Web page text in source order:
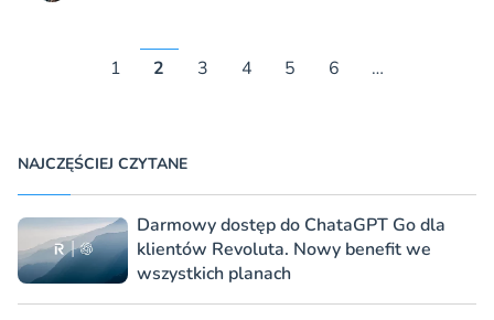
1 2 3 4 5 6 …
NAJCZĘŚCIEJ CZYTANE
Darmowy dostęp do ChataGPT Go dla
klientów Revoluta. Nowy benefit we
wszystkich planach